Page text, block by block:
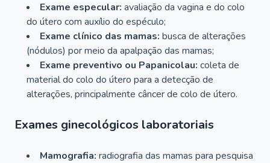
Exame especular: avaliação da vagina e do colo
do útero com auxílio do espéculo;
Exame clínico das mamas: busca de alterações
(nódulos) por meio da apalpação das mamas;
Exame preventivo ou Papanicolau: coleta de
material do colo do útero para a detecção de
alterações, principalmente câncer de colo de útero.
Exames ginecológicos laboratoriais
Mamografia: radiografia das mamas para pesquisa